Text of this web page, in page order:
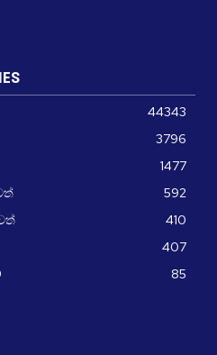
44343
3796
1477
592
410
407
85